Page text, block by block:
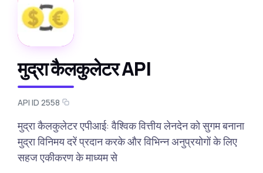
मुद्रा कैलकुलेटर API
API ID 2558
मुद्रा कैलकुलेटर एपीआई: वैश्विक वित्तीय लेनदेन को सुगम बनाना
मुद्रा विनिमय दरें प्रदान करके और विभिन्न अनुप्रयोगों के लिए
सहज एकीकरण के माध्यम से